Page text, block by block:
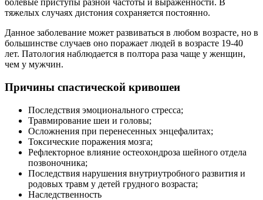
болевые приступы разной частоты и выраженности. В
тяжелых случаях дистония сохраняется постоянно.
Данное заболевание может развиваться в любом возрасте, но в
большинстве случаев оно поражает людей в возрасте 19-40
лет. Патология наблюдается в полтора раза чаще у женщин,
чем у мужчин.
Причины спастической кривошеи
Последствия эмоционального стресса;
Травмирование шеи и головы;
Осложнения при перенесенных энцефалитах;
Токсические поражения мозга;
Рефлекторное влияние остеохондроза шейного отдела
позвоночника;
Последствия нарушения внутриутробного развития и
родовых травм у детей грудного возраста;
Наследственность